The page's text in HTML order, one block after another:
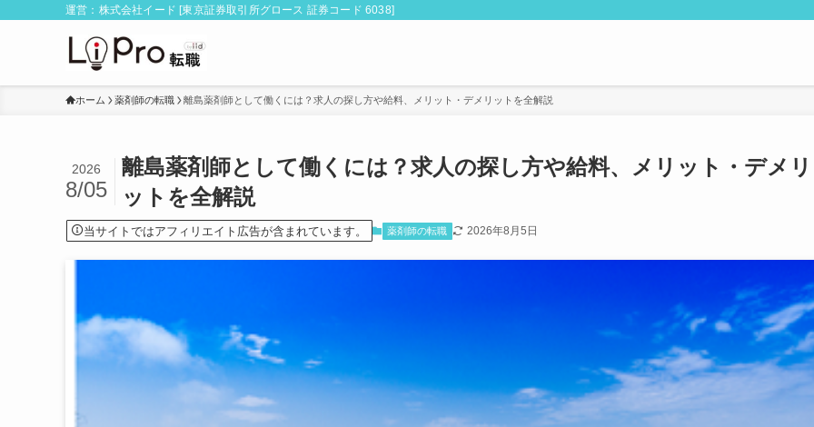
運営：株式会社イード [東京証券取引所グロース 証券コード 6038]
ホーム 薬剤師の転職 離島薬剤師として働くには？求人の探し方や給料、メリット・デメリットを全解説
離島薬剤師として働くには？求人の探し方や給料、メリット・デメリ
ットを全解説
2026
8/05
当サイトではアフィリエイト広告が含まれています。 薬剤師の転職 2026年8月5日